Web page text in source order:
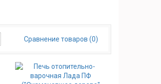
Сравнение товаров (0)